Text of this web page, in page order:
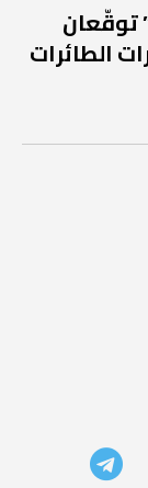
توقّعان
الطائرات